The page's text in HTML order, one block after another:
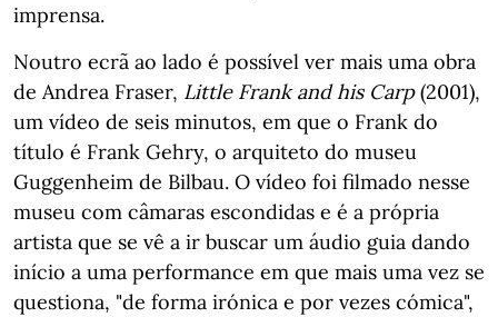
imprensa.
Noutro ecrã ao lado é possível ver mais uma obra
de Andrea Fraser, Little Frank and his Carp(2001),
um vídeo de seis minutos, em que o Frank do
título é Frank Gehry, o arquiteto do museu
Guggenheim de Bilbau. O vídeo foi filmado nesse
museu com câmaras escondidas e é a própria
artista que se vê a ir buscar um áudio guia dando
início a uma performance em que mais uma vez se
questiona, "de forma irónica e por vezes cómica",